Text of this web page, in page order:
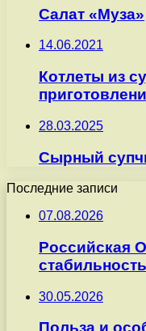
Салат «Муза»
14.06.2021
Котлеты из
28.03.2025
Сырный
Последние записи
07.08.2026
Российская
30.05.2026